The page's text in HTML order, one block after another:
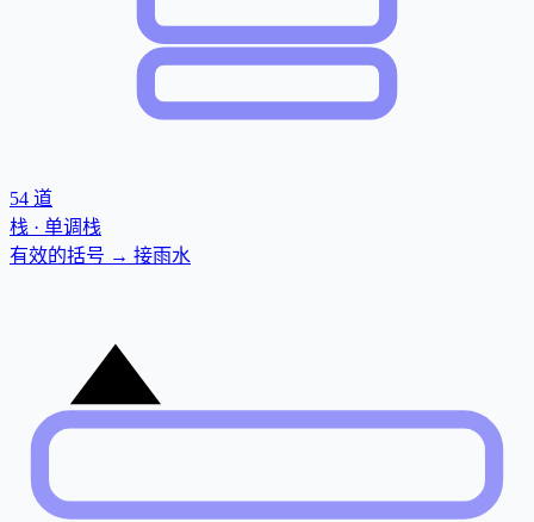
54 道
栈 · 单调栈
有效的括号 → 接雨水